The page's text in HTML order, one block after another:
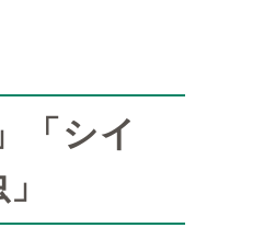
「シイ